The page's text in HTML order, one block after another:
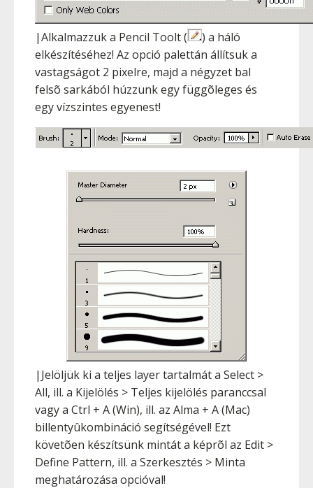
|Alkalmazzuk a Pencil Toolt (
) a háló
elkészítéséhez! Az opció palettán állítsuk a
vastagságot 2 pixelre, majd a négyzet bal
felsõ sarkából húzzunk egy függõleges és
egy vízszintes egyenest!
|Jelöljük ki a teljes layer tartalmát a Select >
All, ill. a Kijelölés > Teljes kijelölés paranccsal
vagy a Ctrl + A(Win), ill. az Alma + A(Mac)
billentyûkombináció segítségével! Ezt
követõen készítsünk mintát a képrõl az Edit >
Define Pattern, ill. a Szerkesztés > Minta
meghatározása opcióval!